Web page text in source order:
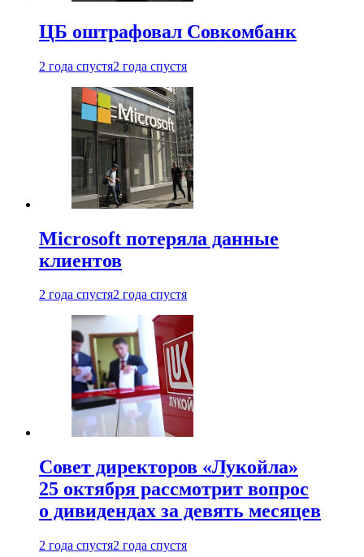
ЦБ оштрафовал Совкомбанк
2 года спустя2 года спустя
Microsoft потеряла данные
клиентов
2 года спустя2 года спустя
Совет директоров «Лукойла»
25 октября рассмотрит вопрос
о дивидендах за девять месяцев
2 года спустя2 года спустя